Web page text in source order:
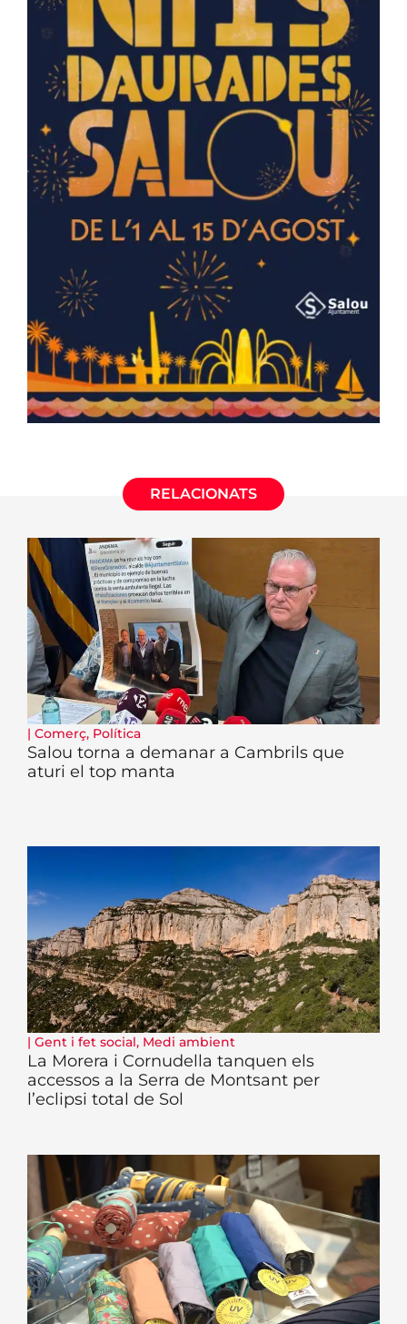
RELACIONATS
| Comerç, Política
Salou torna a demanar a Cambrils que
aturi el top manta
| Gent i fet social, Medi ambient
La Morera i Cornudella tanquen els
accessos a la Serra de Montsant per
l’eclipsi total de Sol